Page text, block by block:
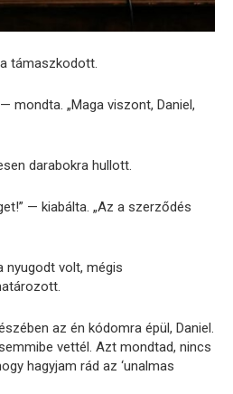
támaszkodott.
mondta. „Maga viszont, Daniel,
darabokra hullott.
— kiabálta. „Az a szerződés
nyugodt volt, mégis
az én kódomra épül, Daniel.
vettél. Azt mondtad, nincs
hagyjam rád az ‘unalmas